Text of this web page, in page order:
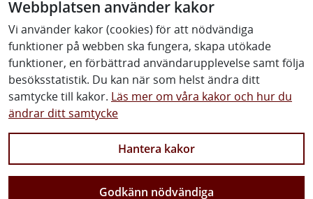
Webbplatsen använder kakor
Vi använder kakor (cookies) för att nödvändiga
funktioner på webben ska fungera, skapa utökade
funktioner, en förbättrad användarupplevelse samt följa
besöksstatistik. Du kan när som helst ändra ditt
samtycke till kakor. Läs mer om våra kakor och hur du
ändrar ditt samtycke
Hantera kakor
Godkänn nödvändiga
Tillgänglighetsredogörelse
Följ oss
Facebook Youtube